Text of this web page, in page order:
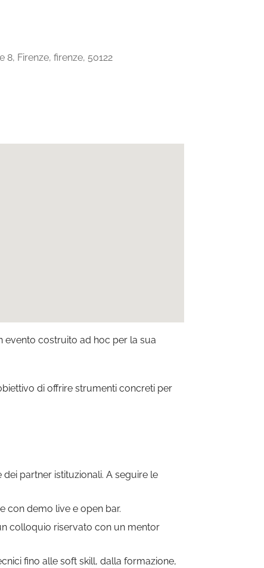
Firenze, firenze, 50122
evento costruito ad hoc per la sua
di offrire strumenti concreti per
partner istituzionali. A seguire le
con demo live e open bar.
colloquio riservato con un mentor
fino alle soft skill, dalla formazione,